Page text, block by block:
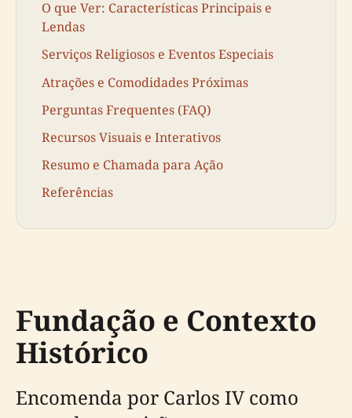
O que Ver: Características Principais e
Lendas
Serviços Religiosos e Eventos Especiais
Atrações e Comodidades Próximas
Perguntas Frequentes (FAQ)
Recursos Visuais e Interativos
Resumo e Chamada para Ação
Referências
Fundação e Contexto
Histórico
Encomenda por Carlos IV como